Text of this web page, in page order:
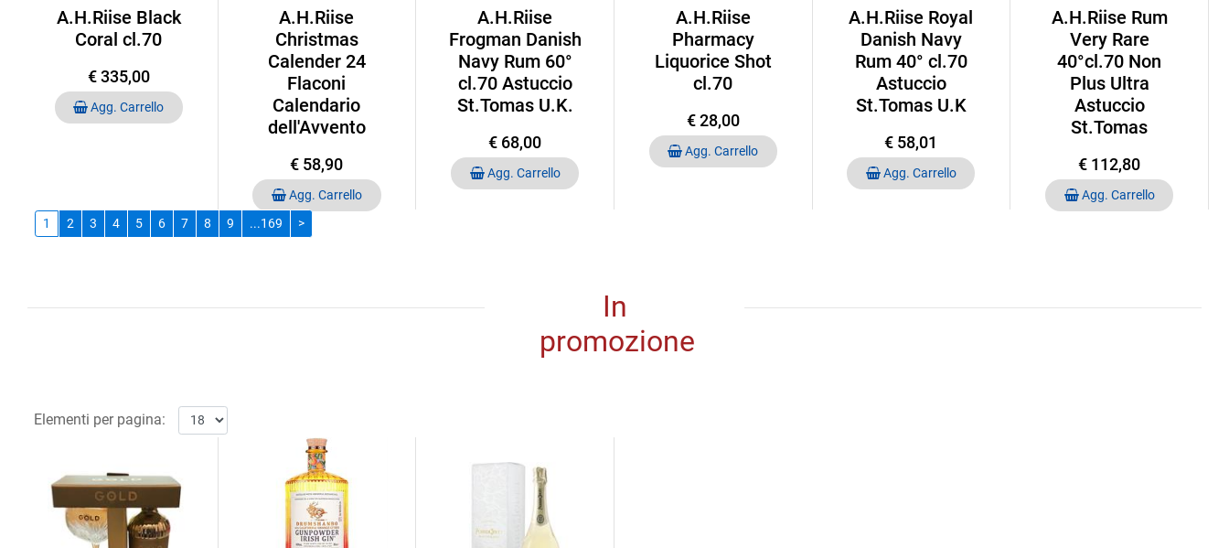
A.H.Riise Black
Coral cl.70
€ 335,00
Quantità
Agg. Carrello
A.H.Riise
Christmas
Calender 24
Flaconi
Calendario
dell'Avvento
€ 58,90
Quantità
Agg. Carrello
A.H.Riise
Frogman Danish
Navy Rum 60°
cl.70 Astuccio
St.Tomas U.K.
€ 68,00
Quantità
Agg. Carrello
A.H.Riise
Pharmacy
Liquorice Shot
cl.70
€ 28,00
Quantità
Agg. Carrello
A.H.Riise Royal
Danish Navy
Rum 40° cl.70
Astuccio
St.Tomas U.K
€ 58,01
Quantità
Agg. Carrello
A.H.Riise Rum
Very Rare
40°cl.70 Non
Plus Ultra
Astuccio
St.Tomas
€ 112,80
Quantità
Agg. Carrello
1
2 3 4 5 6 7 8 9 ...169 >
In
promozione
Elementi per pagina: